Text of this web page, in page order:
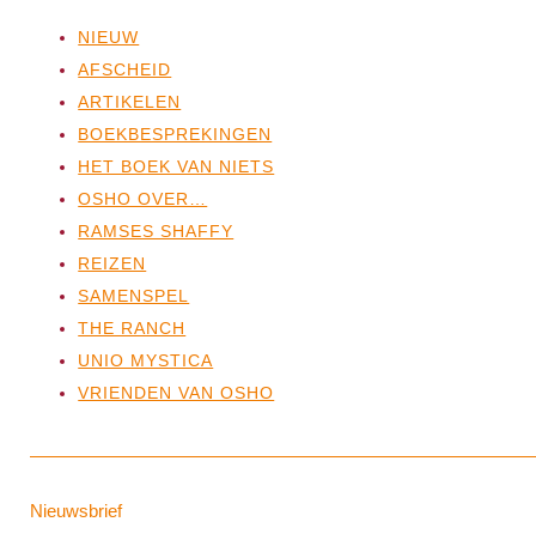
NIEUW
AFSCHEID
ARTIKELEN
BOEKBESPREKINGEN
HET BOEK VAN NIETS
OSHO OVER…
RAMSES SHAFFY
REIZEN
SAMENSPEL
THE RANCH
UNIO MYSTICA
VRIENDEN VAN OSHO
Nieuwsbrief